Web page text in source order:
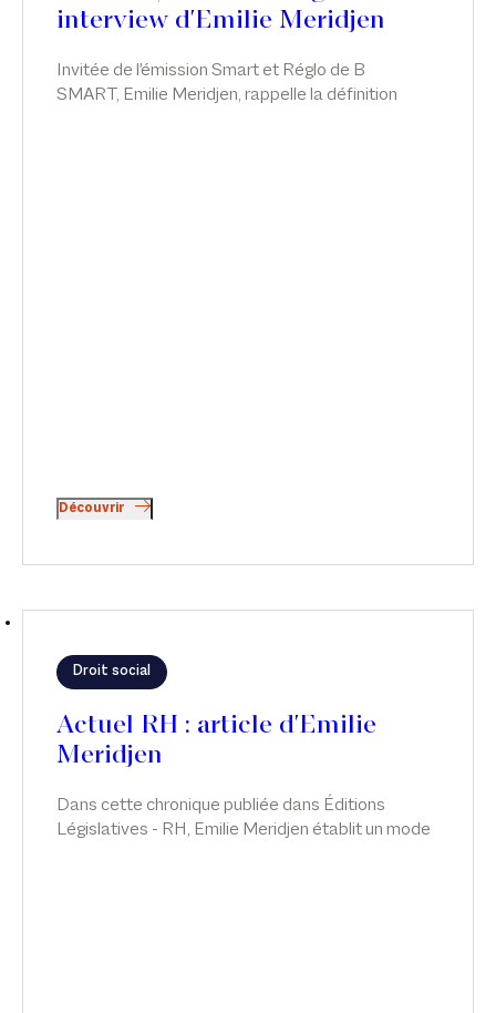
Invitée de l'émission Smart et Réglo de B
SMART, Emilie Meridjen, rappelle la définition
interview d'Emilie Meridjen
Découvrir
Droit social
Dans cette chronique publiée dans Éditions
Législatives - RH, Emilie Meridjen établit un mode
Actuel RH : article d'Emilie
Meridjen